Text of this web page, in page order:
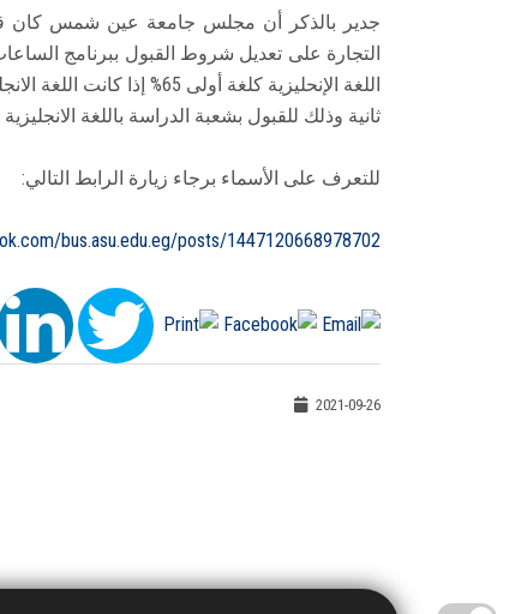
جدير بالذكر أن مجلس جامعة عين شمس كان
التجارة على تعديل شروط القبول ببرنامج الساعات
ثانية وذلك للقبول بشعبة الدراسة باللغة
للتعرف على الأسماء برجاء زيارة الرابط التالي:
bus.asu.edu.eg/posts/1447120668978702
2021-09-26